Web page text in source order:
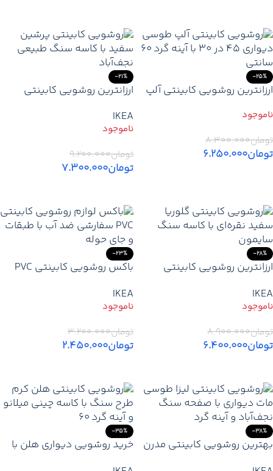
-25%
ارزانترین روشویی کابینتی آلپ
PVC ضد آب – قیمت و خرید
تومان۸.۳۰۰.۰۰۰
تومان۶.۲۵۰.۰۰۰
-21%
ارزانترین روشویی کابینتی
کاسه سنگ نجف‌آباد
IKEA
تومان۹.۲۰۰.۰۰۰
تومان۷.۳۰۰.۰۰۰
-28%
ارزانترین روشویی کابینتی
IKEA
تومان۸.۹۰۰.۰۰۰
تومان۶.۴۰۰.۰۰۰
-23%
باکس روشویی کابینتی PVC
تولید کننده
IKEA
تومان۳.۲۰۰.۰۰۰
تومان۲.۴۵۰.۰۰۰
-38%
بهترین روشویی کابینتی مدرن
-35%
خرید روشویی دیواری هلن با